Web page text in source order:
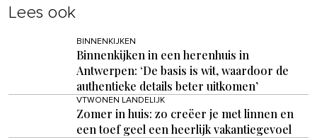
Lees ook
BINNENKIJKEN
Binnenkijken in een herenhuis in
Antwerpen: ‘De basis is wit, waardoor de
authentieke details beter uitkomen’
VTWONEN LANDELIJK
Zomer in huis: zo creëer je met linnen en
een toef geel een heerlijk vakantiegevoel